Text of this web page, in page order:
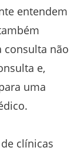
entendem
consulta não
e,
uma
clínicas